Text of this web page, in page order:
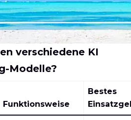
verschiedene KI
Modelle?
Funktionsweise
Bestes